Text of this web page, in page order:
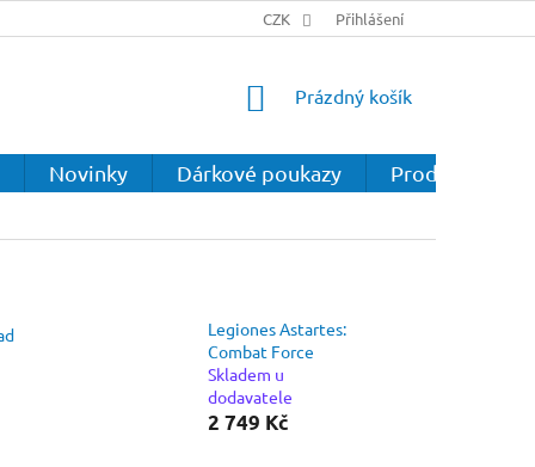
CZK Přihlášení
NÁKUPNÍ
Prázdný košík
Novinky Dárkové poukazy Prodejna
Legiones Astartes:
Combat Force
Skladem u
dodavatele
2 749 Kč